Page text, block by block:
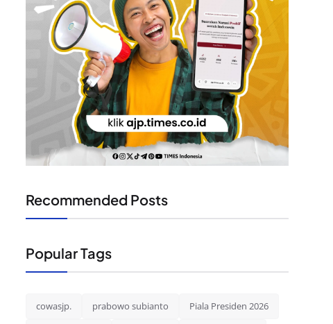
Recommended Posts
Popular Tags
cowasjp. prabowo subianto Piala Presiden 2026